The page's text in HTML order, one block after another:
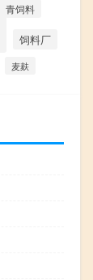
青饲料
饲料厂
麦麸